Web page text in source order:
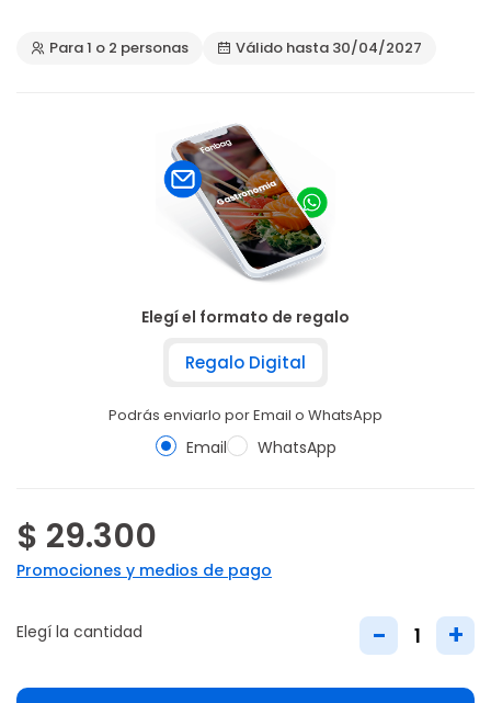
Para 1 o 2 personas Válido hasta 30/04/2027
Elegí el formato de regalo
Regalo Digital
Podrás enviarlo por Email o WhatsApp
Email WhatsApp
$ 29.300
Promociones y medios de pago
Elegí la cantidad - +